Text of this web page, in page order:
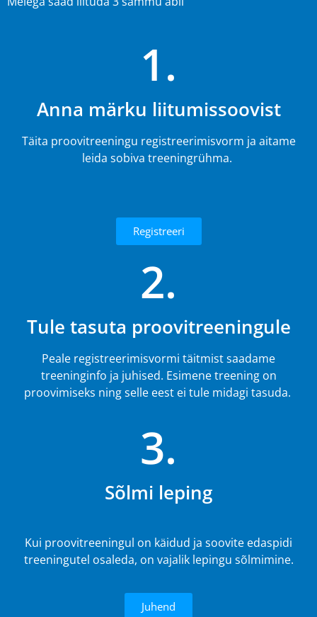
1.
Anna märku liitumissoovist
Täita proovitreeningu registreerimisvorm ja aitame
leida sobiva treeningrühma.
Registreeri
2.
Tule tasuta proovitreeningule
Peale registreerimisvormi täitmist saadame
treeninginfo ja juhised. Esimene treening on
proovimiseks ning selle eest ei tule midagi tasuda.
3.
Sõlmi leping
Kui proovitreeningul on käidud ja soovite edaspidi
treeningutel osaleda, on vajalik lepingu sõlmimine.
Juhend